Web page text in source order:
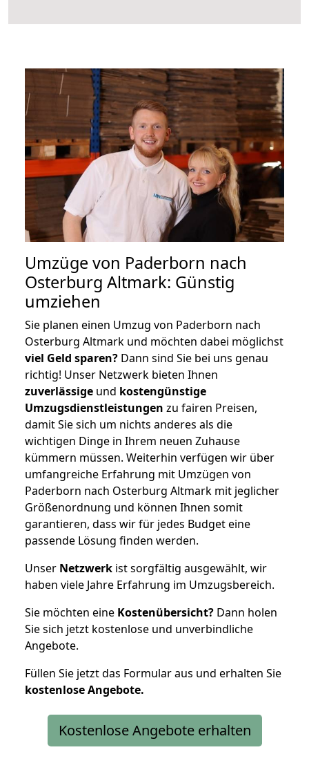
Umzüge von Paderborn nach
Osterburg Altmark: Günstig
umziehen
Sie planen einen Umzug von Paderborn nach
Osterburg Altmark und möchten dabei möglichst
viel Geld sparen? Dann sind Sie bei uns genau
richtig! Unser Netzwerk bieten Ihnen
zuverlässige und kostengünstige
Umzugsdienstleistungen zu fairen Preisen,
damit Sie sich um nichts anderes als die
wichtigen Dinge in Ihrem neuen Zuhause
kümmern müssen. Weiterhin verfügen wir über
umfangreiche Erfahrung mit Umzügen von
Paderborn nach Osterburg Altmark mit jeglicher
Größenordnung und können Ihnen somit
garantieren, dass wir für jedes Budget eine
passende Lösung finden werden.
Unser Netzwerk ist sorgfältig ausgewählt, wir
haben viele Jahre Erfahrung im Umzugsbereich.
Sie möchten eine Kostenübersicht? Dann holen
Sie sich jetzt kostenlose und unverbindliche
Angebote.
Füllen Sie jetzt das Formular aus und erhalten Sie
kostenloseAngebote.
Kostenlose Angebote erhalten